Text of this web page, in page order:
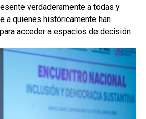
verdaderamente a todas y
a quienes históricamente han
acceder a espacios de decisión.